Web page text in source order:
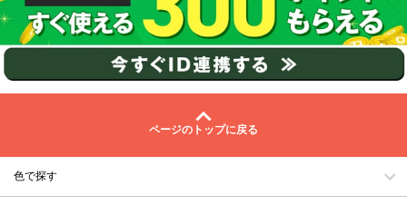
ページのトップに戻る
色で探す